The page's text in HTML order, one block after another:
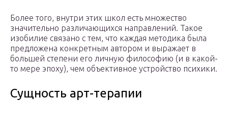
Более того, внутри этих школ есть множество
значительно различающихся направлений. Такое
изобилие связано с тем, что каждая методика была
предложена конкретным автором и выражает в
большей степени его личную философию (и в какой-
то мере эпоху), чем объективное устройство психики.
Сущность арт-терапии